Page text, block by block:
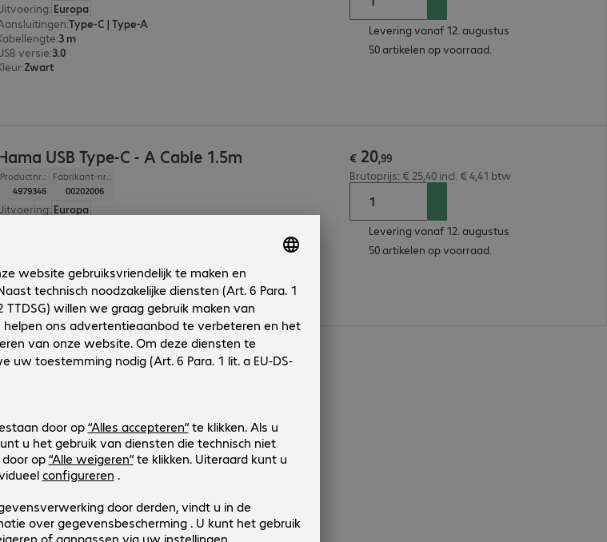
: Europa
:Type-C | Type-A
:3 m
versie:3.0
:Zwart
Levering vanaf 12. augustus
50 artikelen op voorraad.
USB Type-C - A Cable 1.5m
Productnr.:
4979346
Fabrikant-nr.:
00202006
: Europa
Zwart
€ 20,99
Brutoprijs: € 25,40 incl. € 4,41 btw
Levering vanaf 12. augustus
50 artikelen op voorraad.
2 van 2 resultaten
Toon meer